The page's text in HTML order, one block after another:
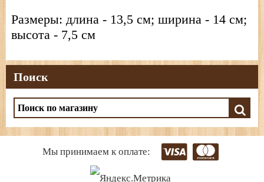
Размеры: длина - 13,5 см; ширина - 14 см;
высота - 7,5 см
Поиск
Мы принимаем к оплате: